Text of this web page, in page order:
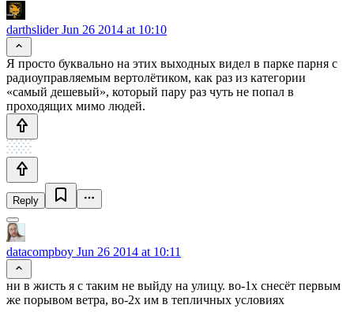
darthsliderJun 26 2014 at 10:10
Я просто буквально на этих выходных видел в парке парня с
радиоуправляемым вертолётиком, как раз из категории
«самый дешевый», который пару раз чуть не попал в
проходящих мимо людей.
Reply
datacompboy Jun 26 2014 at 10:11
ни в жисть я с таким не выйду на улицу. во-1х снесёт первым
же порывом ветра, во-2х им в тепличных условиях